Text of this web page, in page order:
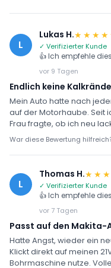
L
Lukas H.
✓ Verifizierter Kunde
👍 Ich empfehle
vor 9 Tagen
Endlich keine
Mein Auto hatte nach
auf der Motorhaube. Seit
Frau fragte, ob ich neu
War diese Bewertung
L
Thomas H.
✓ Verifizierter Kunde
👍 Ich empfehle
vor 7 Tagen
Passt auf den Makita-
Hatte Angst, wieder ein
Klickt direkt auf meinen
Bohrmaschine nutze.